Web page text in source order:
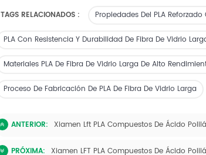
TAGS RELACIONADOS : Propiedades Del PLA
PLA Con Resistencia Y Durabilidad De Fibra De Vidrio
Materiales PLA De Fibra De Vidrio Larga De Alto
Proceso De Fabricación De PLA De Fibra De Vidrio Larga
ANTERIOR: Xiamen Lft PLA Compuestos De Ácido
PRÓXIMA: Xiamen LFT PLA Compuestos De Ácido